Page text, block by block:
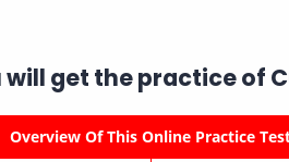
get the practice of
Overview Of This Online Practice